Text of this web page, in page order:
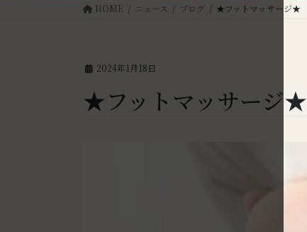
HOME ニュース ブログ ★フットマッサージ★
2024年1月18日
★フットマッサージ★